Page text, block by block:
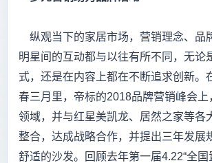
纵观当下的家居市场，营销理念、品
明星间的互动都与以往有所不同，无论
式，还是在内容上都在不断追求创新。
春三月里，帝标的2018品牌营销峰会上
领域，并与红星美凯龙、居然之家等各
整合，达成战略合作，并提出三年发展
舒适的沙发。回顾去年第一届4.22“全国